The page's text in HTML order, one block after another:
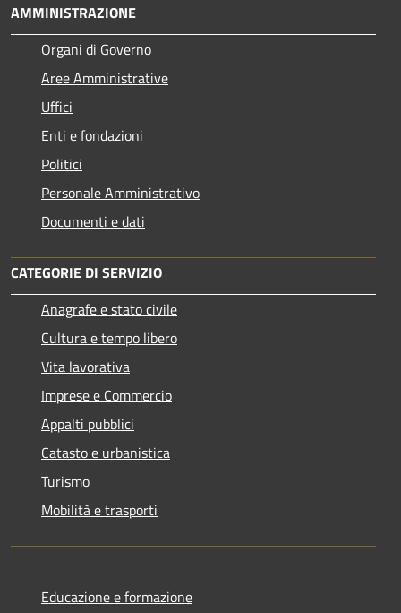
AMMINISTRAZIONE
Organi di Governo
Aree Amministrative
Uffici
Enti e fondazioni
Politici
Personale Amministrativo
Documenti e dati
CATEGORIE DI SERVIZIO
Anagrafe e stato civile
Cultura e tempo libero
Vita lavorativa
Imprese e Commercio
Appalti pubblici
Catasto e urbanistica
Turismo
Mobilità e trasporti
Educazione e formazione